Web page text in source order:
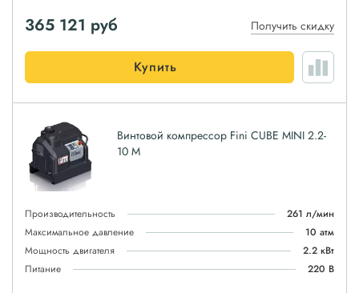
365 121 руб Получить скидку
Купить
Винтовой компрессор Fini CUBE MINI 2.2-
10 M
Производительность
261 л/мин
Максимальное давление
10 атм
Мощность двигателя
2.2 кВт
Питание
220 В